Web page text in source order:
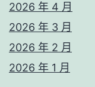
2026 年 4 月
2026 年 3 月
2026 年 2 月
2026 年 1 月